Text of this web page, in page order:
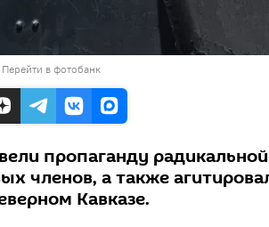
Перейти в фотобанк
пропаганду
членов, а также
Кавказе.